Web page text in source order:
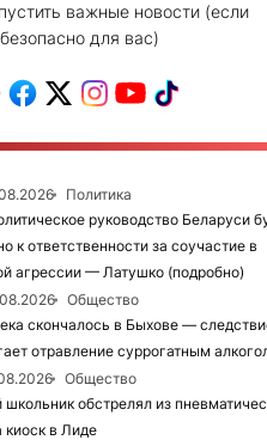
важные новости (если
для вас)
Политика
руководство Беларуси
к ответственности за соучастие в
агрессии — Латушко (подробно)
Общество
скончалось в Быхове —
отравление суррогатным
Общество
школьник обстрелял из
киоск в Лиде